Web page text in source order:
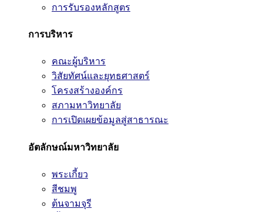
การรับรองหลักสูตร
การบริหาร
คณะผู้บริหาร
วิสัยทัศน์และยุทธศาสตร์
โครงสร้างองค์กร
สภามหาวิทยาลัย
การเปิดเผยข้อมูลสู่สาธารณะ
อัตลักษณ์มหาวิทยาลัย
พระเกี้ยว
สีชมพู
ต้นจามจุรี